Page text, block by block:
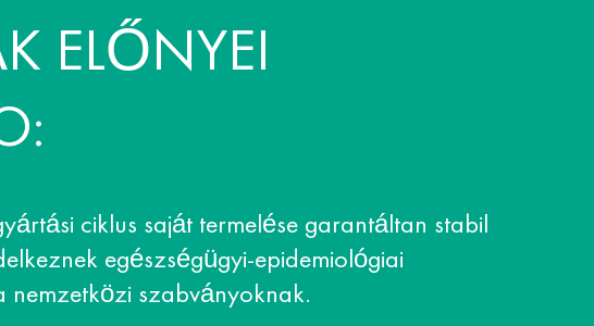
ELŐNYEI
ciklus saját termelése garantáltan stabil
egészségügyi-epidemiológiai
nemzetközi szabványoknak.